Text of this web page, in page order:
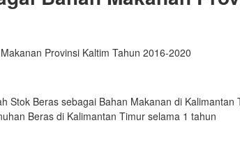
Provinsi Kaltim Tahun 2016-2020
Stok Beras sebagai Bahan Makanan di Kalimantan
Beras di Kalimantan Timur selama 1 tahun